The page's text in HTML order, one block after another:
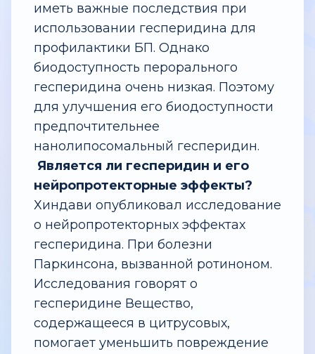
иметь важные последствия при
использовании гесперидина для
профилактики БП. Однако
биодоступность перорального
гесперидина очень низкая. Поэтому
для улучшения его биодоступности
предпочтительнее
нанолипосомальный гесперидин.
Является ли гесперидин и его
нейропротекторные эффекты?
Хиндави опубликовал исследование
о нейропротекторных эффектах
гесперидина. При болезни
Паркинсона, вызванной ротиноном.
Исследования говорят о
гесперидине Вещество,
содержащееся в цитрусовых,
помогает уменьшить повреждение